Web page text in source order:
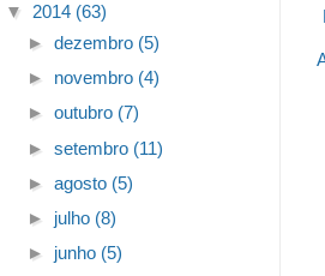
▼ 2014 (63)
► dezembro (5)
► novembro (4)
► outubro (7)
► setembro (11)
► agosto (5)
► julho (8)
► junho (5)